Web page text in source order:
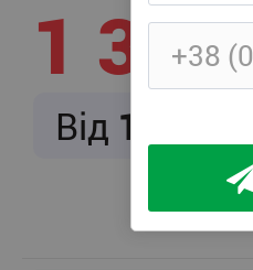
1 325
Від 166